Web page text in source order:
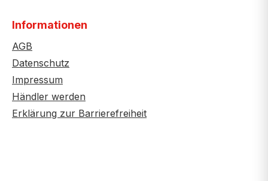
Informationen
AGB
Datenschutz
Impressum
Händler werden
Erklärung zur Barrierefreiheit